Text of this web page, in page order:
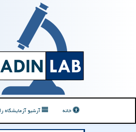
خانه آرشیو آزمایشگاه